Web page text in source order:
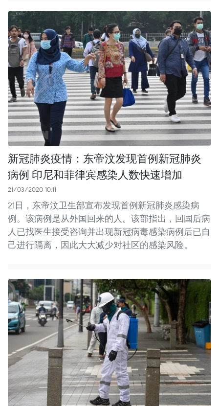
新冠肺炎疫情：东帝汶发现首例新冠肺炎
病例 印尼和菲律宾感染人数快速增加
21/03/2020 10:11
21日，东帝汶卫生部宣布发现首例新冠肺炎感染病
例。该病例是从外国回来的人。该部指出，回国后病
人已找医生接受咨询并出现新冠病毒感染病例后已自
己进行隔离，因此大大减少对社区的感染风险。